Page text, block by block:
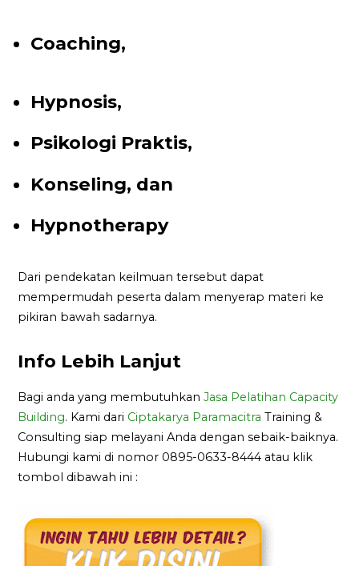
Coaching,
Hypnosis,
Psikologi Praktis,
Konseling, dan
Hypnotherapy
Dari pendekatan keilmuan tersebut dapat
mempermudah peserta dalam menyerap materi ke
pikiran bawah sadarnya.
Info Lebih Lanjut
Bagi anda yang membutuhkanJasa Pelatihan Capacity
Building. Kami dari Ciptakarya Paramacitra Training &
Consulting siap melayani Anda dengan sebaik-baiknya.
Hubungi kami di nomor 0895-0633-8444 atau klik
tombol dibawah ini :